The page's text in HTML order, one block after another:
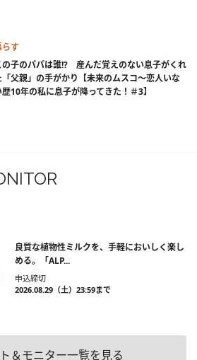
らす
の子のパパは誰!? 産んだ覚えのない息子がくれ
「父親」の手がかり【未来のムスコ～恋人いな
歴10年の私に息子が降ってきた！＃3】
良質な植物性ミルクを、手軽においしく楽し
める。「ALP...
申込締切
2026.08.29（土）23:59まで
＆モニター一覧を見る